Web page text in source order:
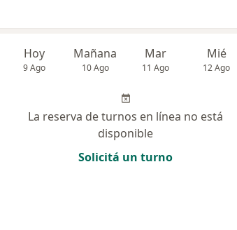
Hoy
9 Ago
Mañana
10 Ago
Mar
11 Ago
Mié
12 Ago
La reserva de turnos en línea no está
disponible
Solicitá un turno